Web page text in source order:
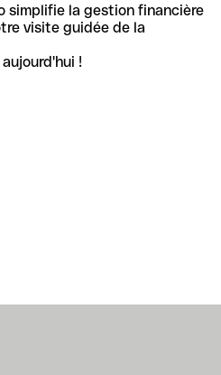
simplifie la gestion financière
visite guidée de la
!